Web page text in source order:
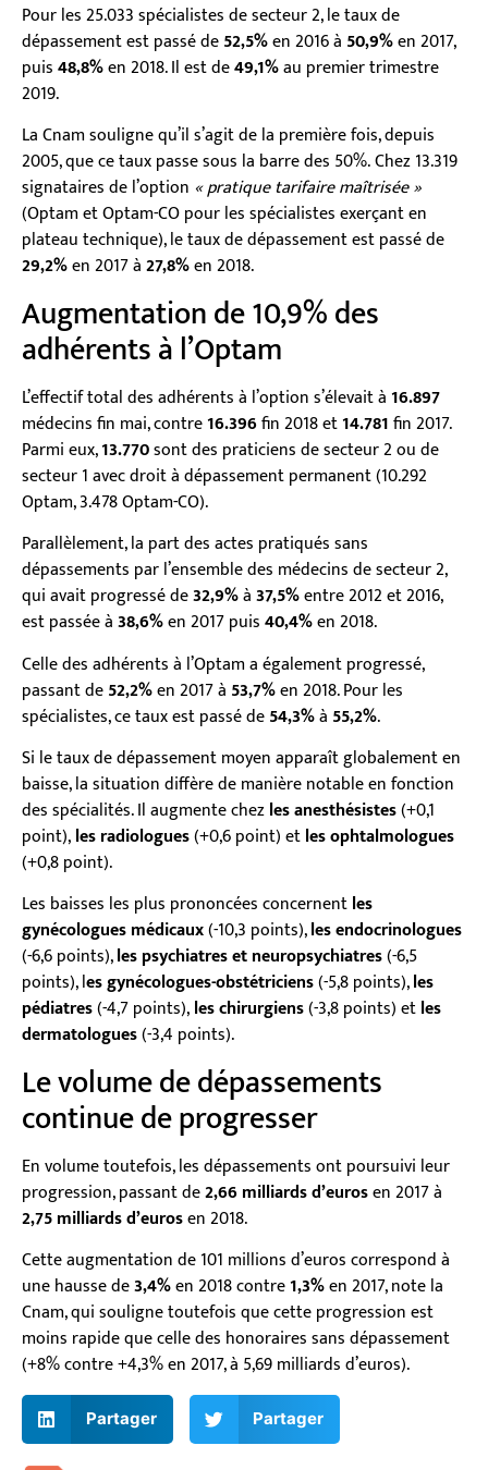
Pour les 25.033 spécialistes de secteur 2, le taux de
dépassement est passé de52,5%en 2016 à 50,9%en 2017,
puis48,8%en 2018. Il est de49,1%au premier trimestre
2019.
La Cnam souligne qu’il s’agit de la première fois, depuis
2005, que ce taux passe sous la barre des 50%. Chez 13.319
signataires de l’option « pratique tarifaire maîtrisée »
(Optam et Optam-CO pour les spécialistes exerçant en
plateau technique), le taux de dépassement est passé de
29,2%en 2017 à27,8%en 2018.
Augmentation de 10,9% des
adhérents à l’Optam
L’effectif total des adhérents à l’option s’élevait à16.897
médecins fin mai, contre16.396fin 2018 et14.781fin 2017.
Parmi eux,13.770sont des praticiens de secteur 2 ou de
secteur 1 avec droit à dépassement permanent (10.292
Optam, 3.478 Optam-CO).
Parallèlement, la part des actes pratiqués sans
dépassements par l’ensemble des médecins de secteur 2,
qui avait progressé de32,9%à37,5%entre 2012 et 2016,
est passée à38,6%en 2017 puis40,4%en 2018.
Celle des adhérents à l’Optam a également progressé,
passant de52,2%en 2017 à 53,7%en 2018. Pour les
spécialistes, ce taux est passé de54,3%à 55,2%.
Si le taux de dépassement moyen apparaît globalement en
baisse, la situation diffère de manière notable en fonction
des spécialités. Il augmente chezles anesthésistes(+0,1
point),les radiologues(+0,6 point) etles ophtalmologues
(+0,8 point).
Les baisses les plus prononcées concernentles
gynécologues médicaux(-10,3 points),les endocrinologues
(-6,6 points),les psychiatres et neuropsychiatres(-6,5
points), les gynécologues-obstétriciens(-5,8 points),les
pédiatres(-4,7 points),les chirurgiens(-3,8 points) etles
dermatologues(-3,4 points).
Le volume de dépassements
continue de progresser
En volume toutefois, les dépassements ont poursuivi leur
progression, passant de2,66 milliards d’eurosen 2017 à
2,75 milliards d’eurosen 2018.
Cette augmentation de 101 millions d’euros correspond à
une hausse de3,4%en 2018 contre1,3%en 2017, note la
Cnam, qui souligne toutefois que cette progression est
moins rapide que celle des honoraires sans dépassement
(+8% contre +4,3% en 2017, à 5,69 milliards d’euros).
Partager Partager